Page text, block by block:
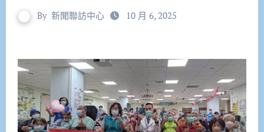
By 新聞聯訪中心 10 月 6, 2025